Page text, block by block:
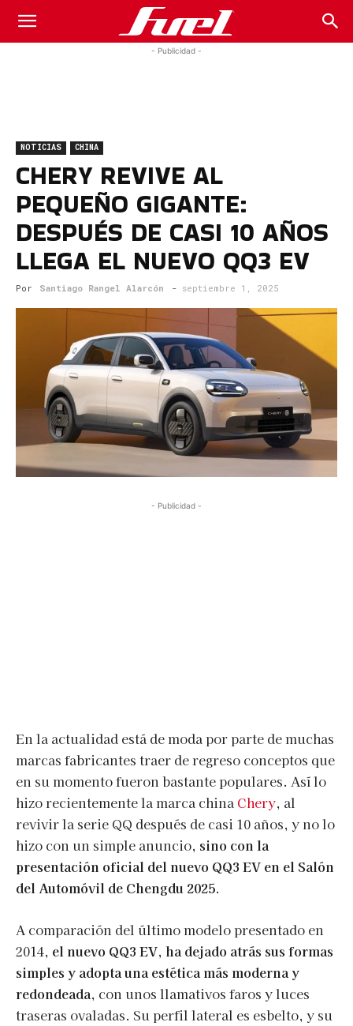
Fuel
Magazine
- Publicidad -
NOTICIAS CHINA
CHERY REVIVE AL
PEQUEÑO GIGANTE:
DESPUÉS DE CASI 10 AÑOS
LLEGA EL NUEVO QQ3 EV
Por Santiago Rangel Alarcón - septiembre 1, 2025
- Publicidad -
En la actualidad está de moda por parte de muchas
marcas fabricantes traer de regreso conceptos que
en su momento fueron bastante populares. Así lo
hizo recientemente la marca china Chery, al
revivir la serie QQ después de casi 10 años, y no lo
hizo con un simple anuncio, sino con la
presentación oficial del nuevo QQ3 EV en el Salón
del Automóvil de Chengdu 2025.
A comparación del último modelo presentado en
2014, el nuevo QQ3 EV, ha dejado atrás sus formas
simples y adopta una estética más moderna y
redondeada, con unos llamativos faros y luces
traseras ovaladas. Su perfil lateral es esbelto, y su